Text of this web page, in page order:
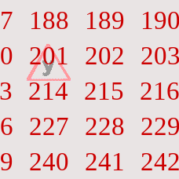
188 189
201 202
214 215
216
227 228
240 241